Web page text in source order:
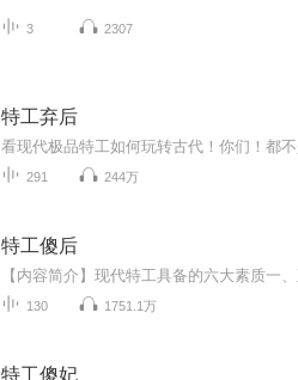
3 2307
特工弃后
看现代极品特工如何玩转古代！你们！都
291 244万
特工傻后
130 1751.1万
特工傻妃